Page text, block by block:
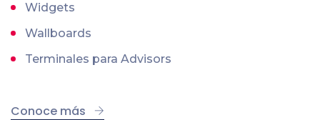
Widgets
Wallboards
Terminales para Advisors
Conoce más